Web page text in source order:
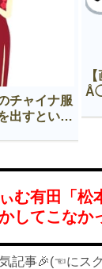
チャイナ服
出すという
む有田「
してこな
記事🎉(☜にス